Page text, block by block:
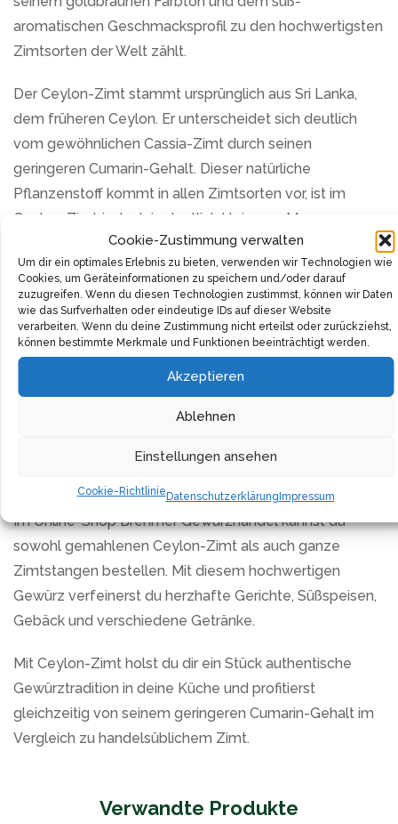
Cookie-Zustimmung verwalten
Um dir ein optimales Erlebnis zu bieten, verwenden wir Technologien wie
Cookies, um Geräteinformationen zu speichern und/oder darauf
zuzugreifen. Wenn du diesen Technologien zustimmst, können wir Daten
wie das Surfverhalten oder eindeutige IDs auf dieser Website
verarbeiten. Wenn du deine Zustimmung nicht erteilst oder zurückziehst,
können bestimmte Merkmale und Funktionen beeinträchtigt werden.
Akzeptieren
Ablehnen
Einstellungen ansehen
Cookie-RichtlinieDatenschutzerklärungImpressum
aromatischen Geschmacksprofil zu den hochwertigsten
Zimtsorten der Welt zählt.
Der Ceylon-Zimt stammt ursprünglich aus Sri Lanka,
dem früheren Ceylon. Er unterscheidet sich deutlich
vom gewöhnlichen Cassia-Zimt durch seinen
geringeren Cumarin-Gehalt. Dieser natürliche
Pflanzenstoff kommt in allen Zimtsorten vor, ist im
Ceylon-Zimt jedoch in deutlich kleineren Mengen
Im Geschmack überzeugt der Ceylon-Zimt mit einem
milderen, weniger herben Aroma. Die charakteristische
Schärfe und Bitterkeit, die man vom Cassia-Zimt kennt,
tritt hier zugunsten einer feinen, warmen Würze zurück.
Konservierungsmittel. Auch auf Füllstoffe sowie Farb-
Im Online-Shop Brehmer Gewürzhandel kannst du
sowohl gemahlenen Ceylon-Zimt als auch ganze
Zimtstangen bestellen. Mit diesem hochwertigen
Gewürz verfeinerst du herzhafte Gerichte, Süßspeisen,
Gebäck und verschiedene Getränke.
Mit Ceylon-Zimt holst du dir ein Stück authentische
Gewürztradition in deine Küche und profitierst
gleichzeitig von seinem geringeren Cumarin-Gehalt im
Vergleich zu handelsüblichem Zimt.
Verwandte Produkte